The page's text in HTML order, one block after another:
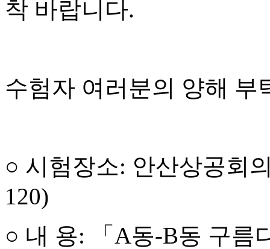
착 바랍니다.
수험자 여러분의 양해 부
○ 시험장소: 안산상공회
120)
○ 내 용: 「 A동-B동 구름